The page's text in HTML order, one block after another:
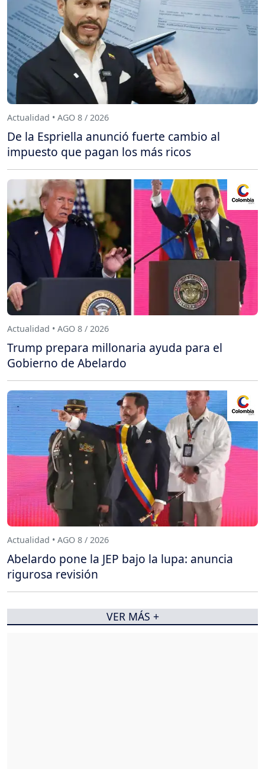
Actualidad • AGO 8 / 2026
De la Espriella anunció fuerte cambio al
impuesto que pagan los más ricos
Actualidad • AGO 8 / 2026
Trump prepara millonaria ayuda para el
Gobierno de Abelardo
Actualidad • AGO 8 / 2026
Abelardo pone la JEP bajo la lupa: anuncia
rigurosa revisión
VER MÁS +